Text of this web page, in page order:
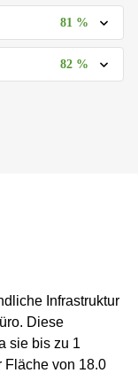
81 %
82 %
Infrastruktur
Diese
sie bis zu 1
Fläche von 18.0